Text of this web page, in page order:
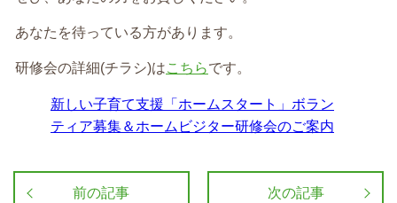
あなたを待っている方があります。
研修会の詳細(チラシ)はこちらです。
新しい子育て支援「ホームスタート」ボラン
ティア募集＆ホームビジター研修会のご案内
前の記事 次の記事